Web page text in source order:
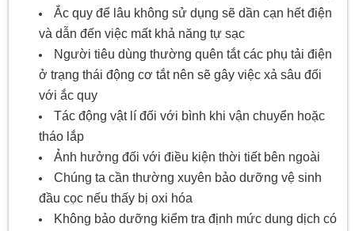
Ắc quy để lâu không sử dụng sẽ dần cạn hết điện
và dẫn đến việc mất khả năng tự sạc
Người tiêu dùng thường quên tắt các phụ tải điện
ở trạng thái động cơ tắt nên sẽ gây việc xả sâu đối
với ắc quy
Tác động vật lí đối với bình khi vận chuyển hoặc
tháo lắp
Ảnh hưởng đối với điều kiện thời tiết bên ngoài
Chúng ta cần thường xuyên bảo dưỡng vệ sinh
đầu cọc nếu thấy bị oxi hóa
Không bảo dưỡng kiểm tra định mức dung dịch có